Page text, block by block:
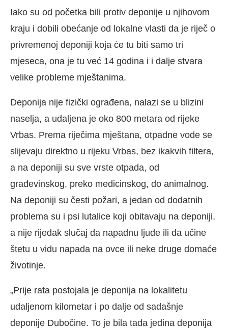
Iako su od početka bili protiv deponije u njihovom
kraju i dobili obećanje od lokalne vlasti da je riječ o
privremenoj deponiji koja će tu biti samo tri
mjeseca, ona je tu već 14 godina i i dalje stvara
velike probleme mještanima.
Deponija nije fizički ograđena, nalazi se u blizini
naselja, a udaljena je oko 800 metara od rijeke
Vrbas. Prema riječima mještana, otpadne vode se
slijevaju direktno u rijeku Vrbas, bez ikakvih filtera,
a na deponiji su sve vrste otpada, od
građevinskog, preko medicinskog, do animalnog.
Na deponiji su česti požari, a jedan od dodatnih
problema su i psi lutalice koji obitavaju na deponiji,
a nije rijedak slučaj da napadnu ljude ili da učine
štetu u vidu napada na ovce ili neke druge domaće
životinje.
„Prije rata postojala je deponija na lokalitetu
udaljenom kilometar i po dalje od sadašnje
deponije Dubočine. To je bila tada jedina deponija